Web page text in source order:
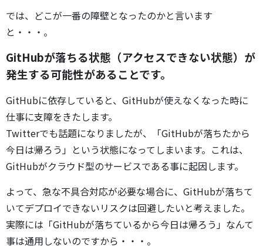
では、どこが一番の障壁となったのかと言います
と・・・。
GitHubが落ちる状態（アクセスできない状態）が
発生する可能性があることです。
GitHubに依存していると、GitHubが使えなくなった時に
仕事に支障をきたします。
Twitterでも話題になりましたが、「GitHubが落ちたから
今日は帰ろう」という状態になってしまいます。これは、
GitHubがクラウド型のサービスである事に起因します。
よって、急な不具合対応が必要な場合に、GitHubが落ちて
いてデプロイできないリスクは回避したいと考えました。
実際には「GitHubが落ちているから今日は帰ろう」なんて
事は通用しないのですから・・・。